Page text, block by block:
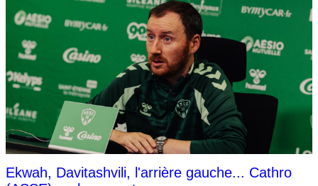
Ekwah, Davitashvili, l'arrière gauche... Cathro